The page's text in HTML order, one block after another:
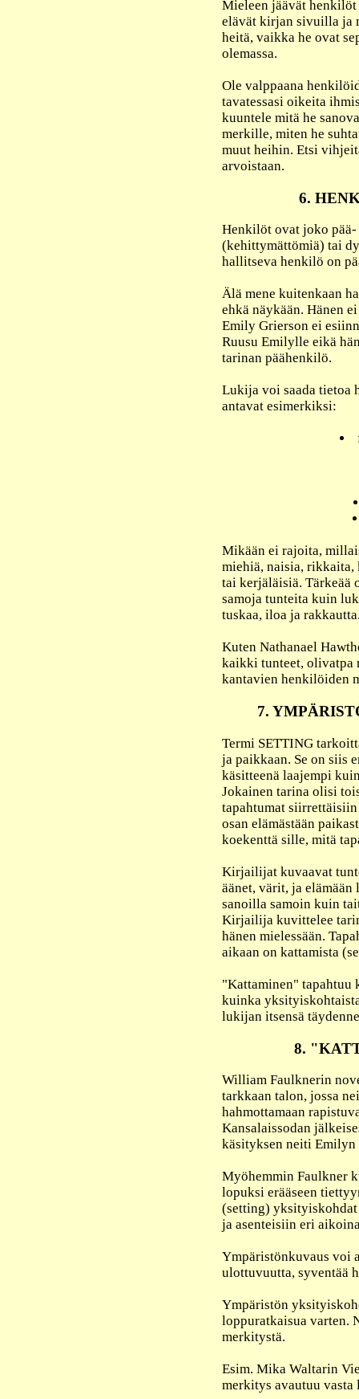
Mieleen jäävät
elävät kirjan sivuilla ja
heitä, vaikka he ovat
olemassa.
Ole valppaana
tavatessasi oikeita
kuuntele mitä he
merkille, miten he
muut heihin. Etsi
arvoistaan.
6.
Henkilöt ovat joko
(kehittymättömiä) tai
hallitseva henkilö on
Älä mene kuitenkaan
ehkä näykään. Hänen
Emily Grierson ei
Ruusu Emilylle eikä
tarinan päähenkilö.
Lukija voi saada tietoa
antavat esimerkiksi:
Mikään ei rajoita,
miehiä, naisia, rikkaita,
tai kerjäläisiä. Tärkeää
samoja tunteita kuin
tuskaa, iloa ja
Kuten Nathanael
kaikki tunteet, olivatpa
kantavien henkilöiden
7.
Termi SETTING
ja paikkaan. Se on siis
käsitteenä laajempi
Jokainen tarina olisi
tapahtumat
osan elämästään
koekenttä sille, mitä
Kirjailijat kuvaavat
äänet, värit, ja
sanoilla samoin kuin
Kirjailija kuvittelee
hänen mielessään.
aikaan on kattamista
"Kattaminen"
kuinka
lukijan itsensä
8.
William Faulknerin
tarkkaan talon, jossa
hahmottamaan
Kansalaissodan
käsityksen neiti Emilyn
Myöhemmin Faulkner
lopuksi erääseen
(setting)
ja asenteisiin eri
Ympäristönkuvaus voi
ulottuvuutta, syventää
Ympäristön
loppuratkaisua varten.
merkitystä.
Esim. Mika Waltarin
merkitys avautuu vasta